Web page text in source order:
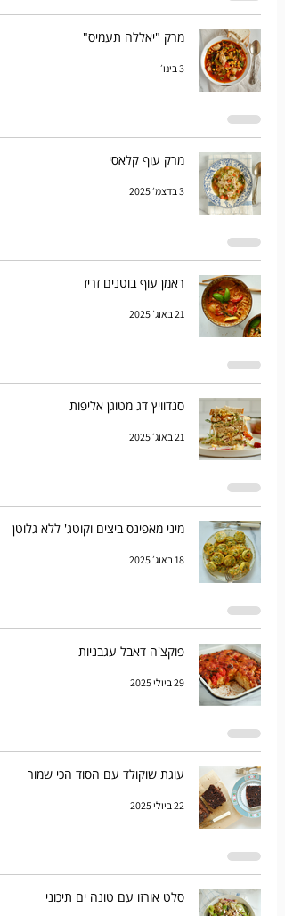
מרק "יאללה תעמיס"
3 בינו׳
מרק עוף קלאסי
3 בדצמ׳ 2025
ראמן עוף בוטנים זריז
21 באוג׳ 2025
סנדוויץ דג מטוגן אליפות
21 באוג׳ 2025
מיני מאפינס ביצים וקוטג' ללא גלוטן
18 באוג׳ 2025
פוקצ'ה דאבל עגבניות
29 ביולי 2025
עוגת שוקולד עם הסוד הכי שמור
22 ביולי 2025
סלט אורזו עם טונה ים תיכוני